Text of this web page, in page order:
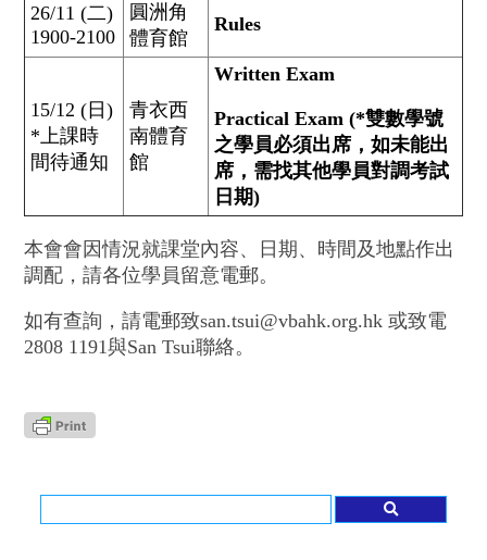
26/11 (二)
1900-2100
圓洲角
體育館
Rules
15/12 (日)
*上課時
間待通知
青衣西
南體育
館
Written Exam
Practical Exam (*雙數學號
之學員必須出席，如未能出
席，需找其他學員對調考試
日期)
本會會因情況就課堂內容、日期、時間及地點作出
調配，請各位學員留意電郵。
如有查詢，請電郵致san.tsui@vbahk.org.hk 或致電
2808 1191與San Tsui聯絡。